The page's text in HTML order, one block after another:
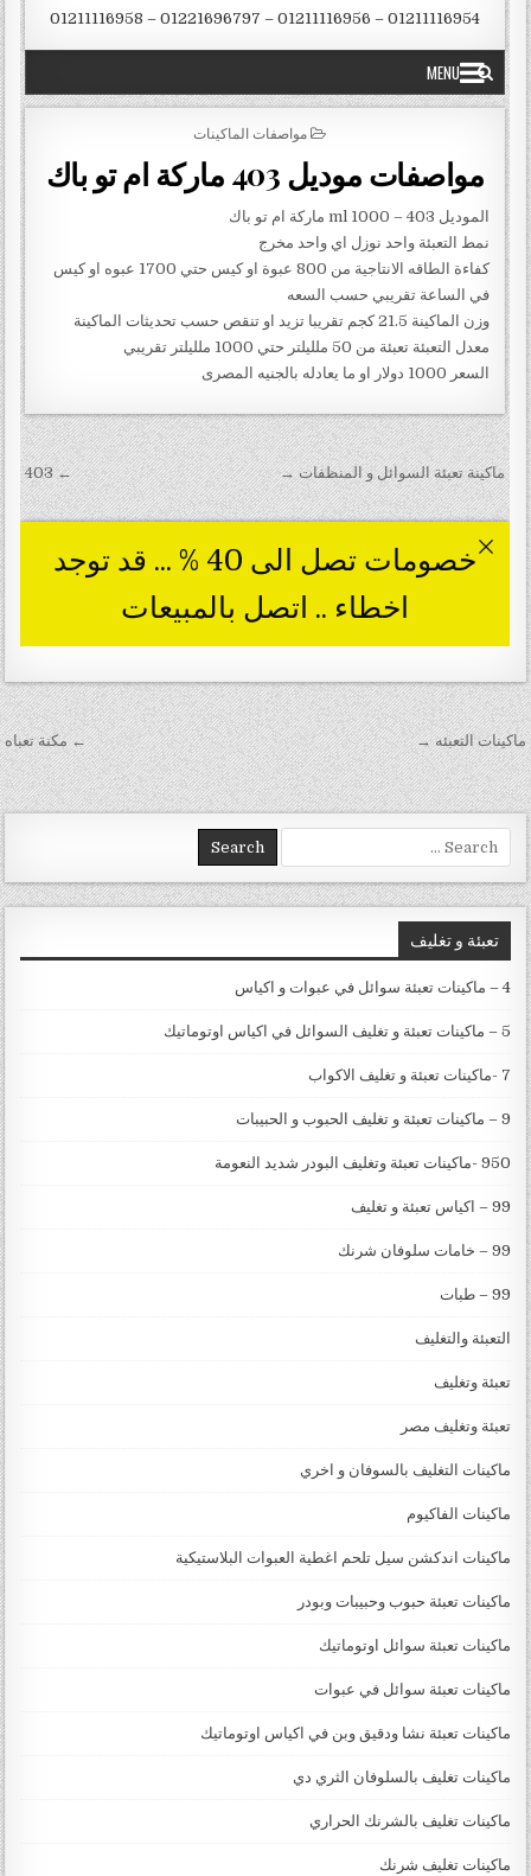
تصفّح المقالات ← مكنة تعباه ماكينات التعبئه →
Search for:
تعبئة و تغليف
4 – ماكينات تعبئة سوائل في عبوات و اكياس
5 – ماكينات تعبئة و تغليف السوائل في اكياس اوتوماتيك
7 -ماكينات تعبئة و تغليف الاكواب
9 – ماكينات تعبئة و تغليف الحبوب و الحبيبات
950 -ماكينات تعبئة وتغليف البودر شديد النعومة
99 – اكياس تعبئة و تغليف
99 – خامات سلوفان شرنك
99 – طبات
التعبئة والتغليف
تعبئة وتغليف
تعبئة وتغليف مصر
ماكينات التغليف بالسوفان و اخري
ماكينات الفاكيوم
ماكينات اندكشن سيل تلحم اغطية العبوات البلاستيكية
ماكينات تعبئة حبوب وحبيبات وبودر
ماكينات تعبئة سوائل اوتوماتيك
ماكينات تعبئة سوائل في عبوات
ماكينات تعبئة نشا ودقيق وبن في اكياس اوتوماتيك
ماكينات تغليف بالسلوفان الثري دي
ماكينات تغليف بالشرنك الحراري
ماكينات تغليف شرنك